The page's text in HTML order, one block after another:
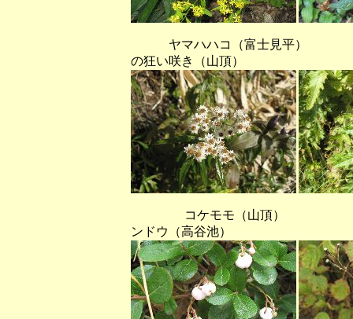
ヤマハハコ（富士見平） モ
の狂い咲き（山頂）
コケモモ（山頂） ヤ
ンドウ（高谷池）